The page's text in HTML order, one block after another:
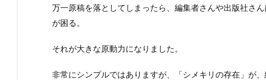
万一原稿を落としてしまったら、編集者さんや出版社さ
が困る。
それが大きな原動力になりました。
非常にシンプルではありますが、「シメキリの存在」が